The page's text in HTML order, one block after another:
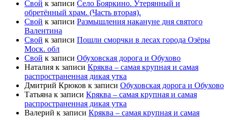
Свой к записи Село Бояркино. Утерянный и
обретённый храм. (Часть вторая).
Свой к записи Размышления накануне дня святого
Валентина
Свой к записи Пошли сморчки в лесах города Озёры
Моск. обл
Свой к записи Обуховская дорога и Обухово
Наталия к записи Кряква – самая крупная и самая
распространенная дикая утка
Дмитрий Крюков к записи Обуховская дорога и Обухово
Татьяна к записи Кряква – самая крупная и самая
распространенная дикая утка
Валерий к записи Кряква – самая крупная и самая